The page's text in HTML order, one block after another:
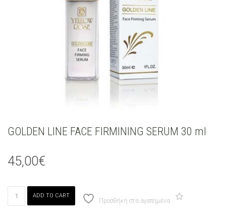
GOLDEN LINE FACE FIRMINING SERUM 30 ml
45,00€
LINE
ADD TO CART
Προσθήκη στα αγαπημένα